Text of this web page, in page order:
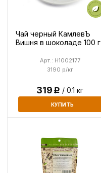
Чай черный КамлевЪ
Вишня в шоколаде 100 г
3190 р/кг
Арт.: H1002177
319Р / 0.1 кг
КУПИТЬ